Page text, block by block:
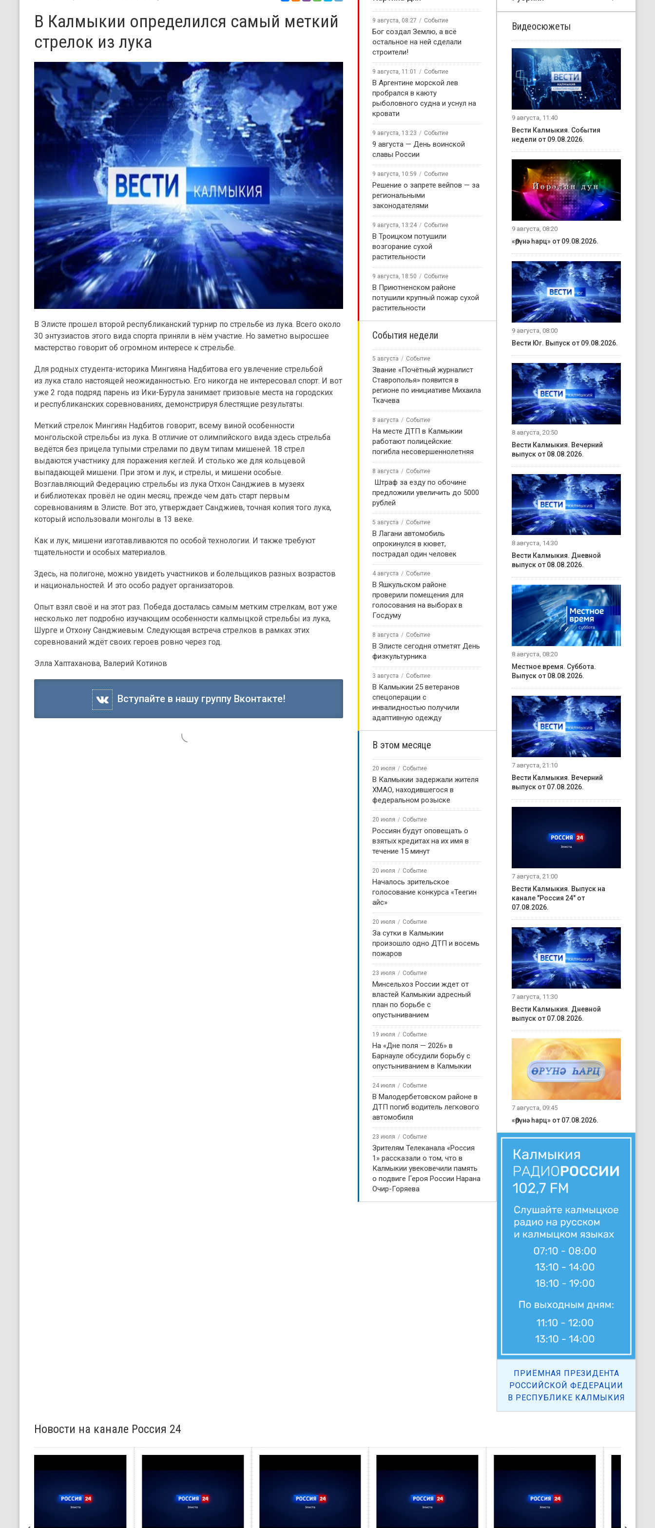
В Калмыкии определился самый меткий
стрелок из лука
В Элисте прошел второй республиканский турнир по стрельбе из лука. Всего около
30 энтузиастов этого вида спорта приняли в нём участие. Но заметно выросшее
мастерство говорит об огромном интересе к стрельбе.
Для родных студента-историка Мингияна Надбитова его увлечение стрельбой
из лука стало настоящей неожиданностью. Его никогда не интересовал спорт. И вот
уже 2 года подряд парень из Ики-Бурула занимает призовые места на городских
и республиканских соревнованиях, демонстрируя блестящие результаты.
Меткий стрелок Мингиян Надбитов говорит, всему виной особенности
монгольской стрельбы из лука. В отличие от олимпийского вида здесь стрельба
ведётся без прицела тупыми стрелами по двум типам мишеней. 18 стрел
выдаются участнику для поражения кеглей. И столько же для кольцевой
выпадающей мишени. При этом и лук, и стрелы, и мишени особые.
Возглавляющий Федерацию стрельбы из лука Отхон Санджиев в музеях
и библиотеках провёл не один месяц, прежде чем дать старт первым
соревнованиям в Элисте. Вот это, утверждает Санджиев, точная копия того лука,
который использовали монголы в 13 веке.
Как и лук, мишени изготавливаются по особой технологии. И также требуют
тщательности и особых материалов.
Здесь, на полигоне, можно увидеть участников и болельщиков разных возрастов
и национальностей. И это особо радует организаторов.
Опыт взял своё и на этот раз. Победа досталась самым метким стрелкам, вот уже
несколько лет подробно изучающим особенности калмыцкой стрельбы из лука,
Шурге и Отхону Санджиевым. Следующая встреча стрелков в рамках этих
соревнований ждёт своих героев ровно через год.
Элла Хаптаханова, Валерий Котинов
Вступайте в нашу группу Вконтакте!
9 августа, 08:27 Событие
Бог создал Землю, а всё
остальное на ней сделали
строители!
9 августа, 11:01 Событие
В Аргентине морской лев
пробрался в каюту
рыболовного судна и уснул на
кровати
9 августа, 13:23 Событие
9 августа — День воинской
славы России
9 августа, 10:59 Событие
Решение о запрете вейпов — за
региональными
законодателями
9 августа, 13:24 Событие
В Троицком потушили
возгорание сухой
растительности
9 августа, 18:50 Событие
В Приютненском районе
потушили крупный пожар сухой
растительности
События недели
5 августа Событие
Звание «Почётный журналист
Ставрополья» появится в
регионе по инициативе Михаила
Ткачева
8 августа Событие
На месте ДТП в Калмыкии
работают полицейские:
погибла несовершеннолетняя
8 августа Событие
️ Штраф за езду по обочине
предложили увеличить до 5000
рублей
5 августа Событие
В Лагани автомобиль
опрокинулся в кювет,
пострадал один человек
4 августа Событие
В Яшкульском районе
проверили помещения для
голосования на выборах в
Госдуму
8 августа Событие
В Элисте сегодня отметят День
физкультурника
3 августа Событие
В Калмыкии 25 ветеранов
спецоперации с
инвалидностью получили
адаптивную одежду
В этом месяце
20 июля Событие
В Калмыкии задержали жителя
ХМАО, находившегося в
федеральном розыске
20 июля Событие
Россиян будут оповещать о
взятых кредитах на их имя в
течение 15 минут
20 июля Событие
Началось зрительское
голосование конкурса «Теегин
айс»
20 июля Событие
За сутки в Калмыкии
произошло одно ДТП и восемь
пожаров
23 июля Событие
Минсельхоз России ждет от
властей Калмыкии адресный
план по борьбе с
опустыниванием
19 июля Событие
На «Дне поля — 2026» в
Барнауле обсудили борьбу с
опустыниванием в Калмыкии
24 июля Событие
В Малодербетовском районе в
ДТП погиб водитель легкового
автомобиля
23 июля Событие
Зрителям Телеканала «Россия
1» рассказали о том, что в
Калмыкии увековечили память
о подвиге Героя России Нарана
Очир-Горяева
Видеосюжеты
9 августа, 11:40
Вести Калмыкия. События
недели от 09.08.2026.
9 августа, 08:20
«Өрүнә һарц» от 09.08.2026.
9 августа, 08:00
Вести Юг. Выпуск от 09.08.2026.
8 августа, 20:50
Вести Калмыкия. Вечерний
выпуск от 08.08.2026.
8 августа, 14:30
Вести Калмыкия. Дневной
выпуск от 08.08.2026.
8 августа, 08:20
Местное время. Суббота.
Выпуск от 08.08.2026.
7 августа, 21:10
Вести Калмыкия. Вечерний
выпуск от 07.08.2026.
7 августа, 21:00
Вести Калмыкия. Выпуск на
канале "Россия 24" от
07.08.2026.
7 августа, 11:30
Вести Калмыкия. Дневной
выпуск от 07.08.2026.
7 августа, 09:45
«Өрүнә һарц» от 07.08.2026.
ПРИЁМНАЯ ПРЕЗИДЕНТА
РОССИЙСКОЙ ФЕДЕРАЦИИ
В РЕСПУБЛИКЕ КАЛМЫКИЯ
Новости на канале Россия 24